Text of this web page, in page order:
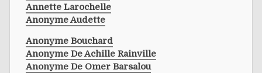
Annette Larochelle
Anonyme Audette
Anonyme Bouchard
Anonyme De Achille Rainville
Anonyme De Omer Barsalou